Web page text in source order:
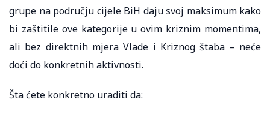
grupe na području cijele BiH daju svoj maksimum kako
bi zaštitile ove kategorije u ovim kriznim momentima,
ali bez direktnih mjera Vlade i Kriznog štaba – neće
doći do konkretnih aktivnosti.
Šta ćete konkretno uraditi da: